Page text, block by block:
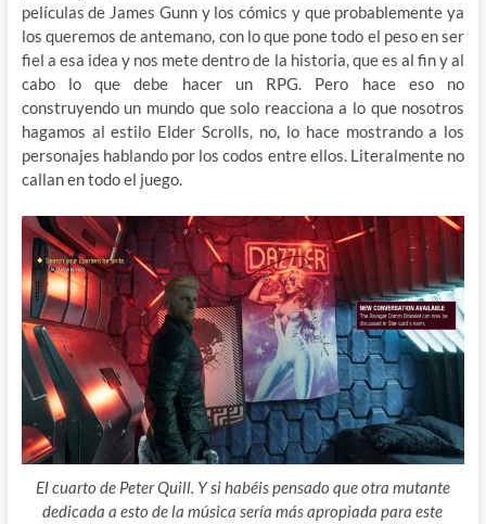
películas de James Gunn y los cómics y que probablemente ya
los queremos de antemano, con lo que pone todo el peso en ser
fiel a esa idea y nos mete dentro de la historia, que es al fin y al
cabo lo que debe hacer un RPG. Pero hace eso no
construyendo un mundo que solo reacciona a lo que nosotros
hagamos al estilo Elder Scrolls, no, lo hace mostrando a los
personajes hablando por los codos entre ellos. Literalmente no
callan en todo el juego.
El cuarto de Peter Quill. Y si habéis pensado que otra mutante
dedicada a esto de la música sería más apropiada para este